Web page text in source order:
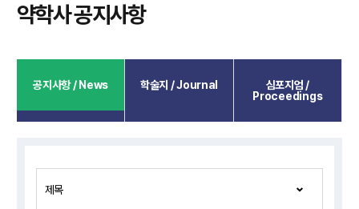
약학사 공지사항
공지사항 / News 학술지 / Journal
심포지엄 /
Proceedings